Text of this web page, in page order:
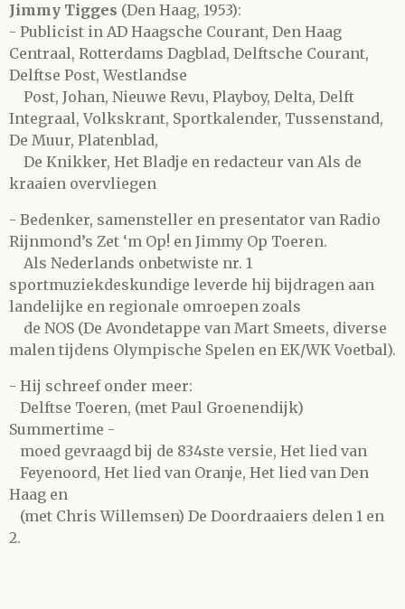
Jimmy Tigges (Den Haag, 1953):
- Publicist in AD Haagsche Courant, Den Haag
Centraal, Rotterdams Dagblad, Delftsche Courant,
Delftse Post, Westlandse
Post, Johan, Nieuwe Revu, Playboy, Delta, Delft
Integraal, Volkskrant, Sportkalender, Tussenstand,
De Muur, Platenblad,
De Knikker, Het Bladje en redacteur van Als de
kraaien overvliegen
- Bedenker, samensteller en presentator van Radio
Rijnmond’s Zet ‘m Op! en Jimmy Op Toeren.
Als Nederlands onbetwiste nr. 1
sportmuziekdeskundige leverde hij bijdragen aan
landelijke en regionale omroepen zoals
de NOS (De Avondetappe van Mart Smeets, diverse
malen tijdens Olympische Spelen en EK/WK Voetbal).
- Hij schreef onder meer:
Delftse Toeren, (met Paul Groenendijk)
Summertime -
moed gevraagd bij de 834ste versie, Het lied van
Feyenoord, Het lied van Oranje, Het lied van Den
Haag en
(met Chris Willemsen) De Doordraaiers delen 1 en
2.